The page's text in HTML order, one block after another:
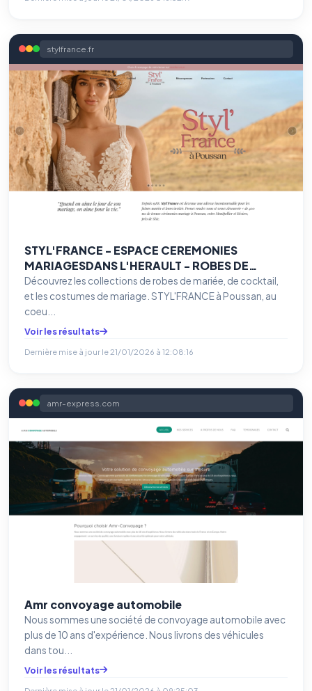
stylfrance.fr
STYL'FRANCE - ESPACE CEREMONIES
MARIAGESDANS L'HERAULT - ROBES DE
MARIEES - COSTUMES - COCKTAIL - SUR
RDV+ DE 400 M2 - GRAND CHOIX - TOUS
STYLES - TOUTES TAILLES - TARIFS
ATTRACTIFS -
Découvrez les collections de robes de mariée, de cocktail,
et les costumes de mariage. STYL'FRANCE à Poussan, au
coeu...
Voir les résultats
Dernière mise à jour le 21/01/2026 à 12:08:16
amr-express.com
Amr convoyage automobile
Nous sommes une société de convoyage automobile avec
plus de 10 ans d'expérience. Nous livrons des véhicules
dans tou...
Voir les résultats